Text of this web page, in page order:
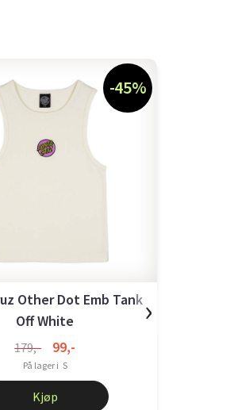
-45%
Other Dot Emb Tank
Off White
179,- 99,-
På lager i S
Kjøp
›